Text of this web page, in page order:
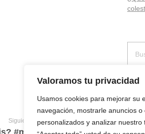
Valoramos tu privacidad
Usamos cookies para mejorar su
navegación, mostrarle anuncios o
personalizados y analizar nuestro
Siguiente entrada
#mundotv